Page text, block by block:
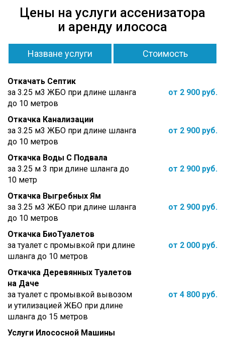
Цены на услуги ассенизатора
и аренду илососа
Назване услуги Стоимость
Откачать Септик
за 3.25 м3 ЖБО при длине шланга
до 10 метров
от 2 900 руб.
Откачка Канализации
за 3.25 м3 ЖБО при длине шланга
до 10 метров
от 2 900 руб.
Откачка Воды С Подвала
за 3.25 м 3 при длине шланга до
10 метр
от 2 900 руб.
Откачка Выгребных Ям
за 3.25 м3 ЖБО при длине шланга
до 10 метров
от 2 900 руб.
Откачка БиоТуалетов
за туалет с промывкой при длине
шланга до 10 метров
от 2 000 руб.
Откачка Деревянных Туалетов
на Даче
за туалет с промывкой вывозом
и утилизацией ЖБО при длине
шланга до 15 метров
от 4 800 руб.
Услуги Илососной Машины